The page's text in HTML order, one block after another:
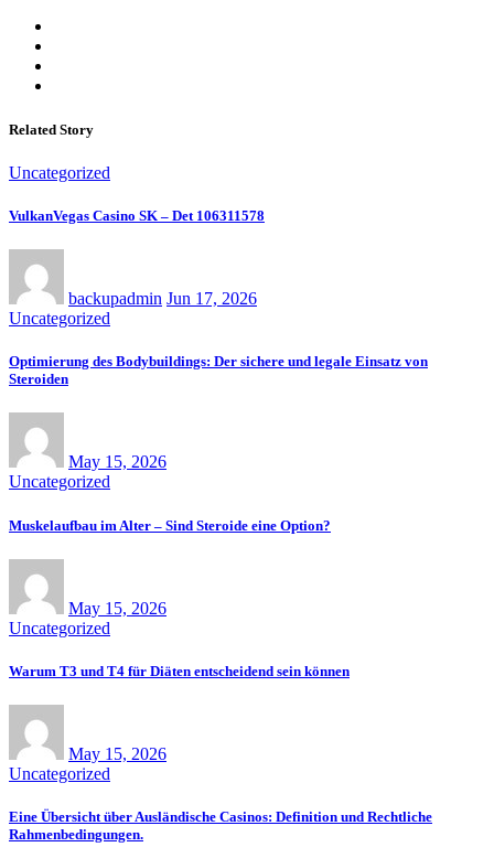
Related Story
Uncategorized
VulkanVegas Casino SK – Det 106311578
backupadmin Jun 17, 2026
Uncategorized
Optimierung des Bodybuildings: Der sichere und legale Einsatz von
Steroiden
May 15, 2026
Uncategorized
Muskelaufbau im Alter – Sind Steroide eine Option?
May 15, 2026
Uncategorized
Warum T3 und T4 für Diäten entscheidend sein können
May 15, 2026
Uncategorized
Eine Übersicht über Ausländische Casinos: Definition und Rechtliche
Rahmenbedingungen.